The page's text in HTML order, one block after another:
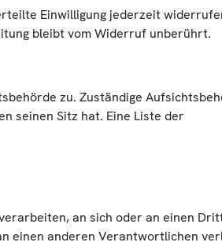
Einwilligung jederzeit
bleibt vom Widerruf unberührt.
zu. Zuständige
seinen Sitz hat. Eine Liste der
an sich oder an einen
einen anderen Verantwortlichen